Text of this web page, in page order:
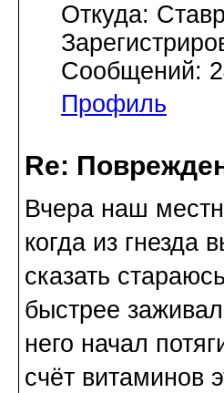
Откуда:
Сообщений:
Профиль
Re:
Вчера наш
когда из гнезда
сказать
быстрее
него начал
счёт витаминов